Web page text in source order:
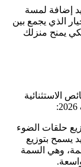
إضافة لمسة
الذي يجمع بين
يمنح منزلك
الاستثنائية
حلقات الضوء
يسمح بتوزيع
وهي السمة